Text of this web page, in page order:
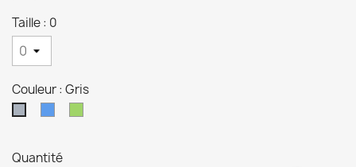
Taille : 0
Couleur : Gris
Quantité